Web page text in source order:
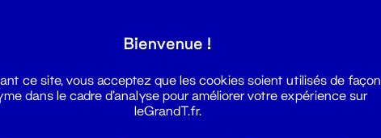
Bienvenue !
ce site, vous acceptez que les cookies soient utilisés de façon
dans le cadre d'analyse pour améliorer votre expérience sur
leGrandT.fr.